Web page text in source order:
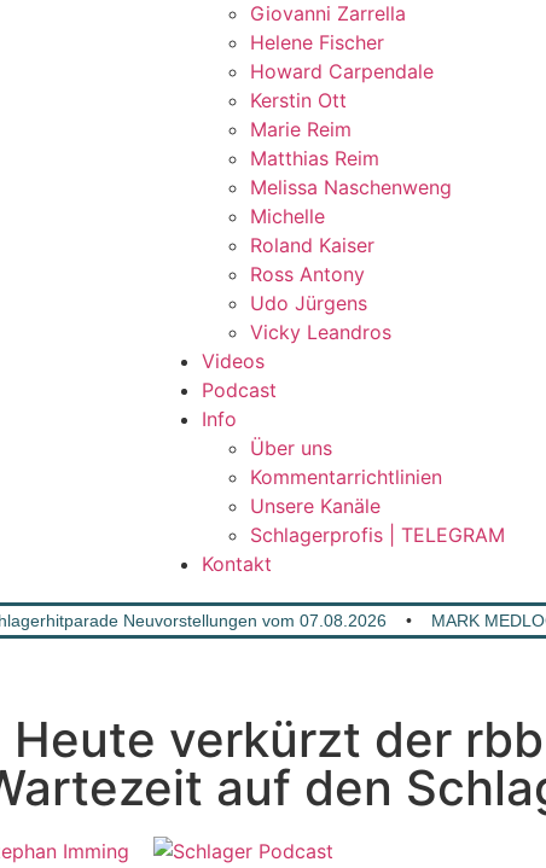
Giovanni Zarrella
Helene Fischer
Howard Carpendale
Kerstin Ott
Marie Reim
Matthias Reim
Melissa Naschenweng
Michelle
Roland Kaiser
Ross Antony
Udo Jürgens
Vicky Leandros
Videos
Podcast
Info
Über uns
Kommentarrichtlinien
Unsere Kanäle
Schlagerprofis | TELEGRAM
Kontakt
Neuvorstellungen vom 07.08.2026 • MARK
Heute verkürzt der
auf den
Imming